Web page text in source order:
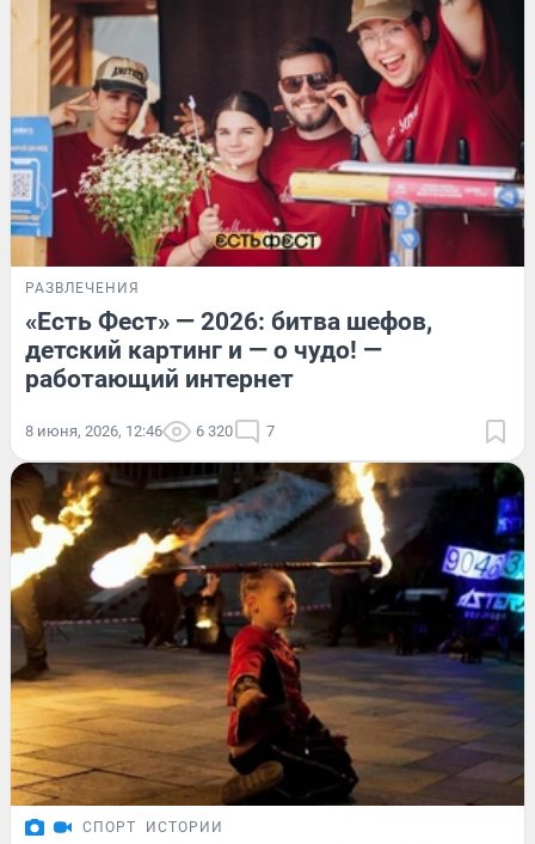
РАЗВЛЕЧЕНИЯ
«Есть Фест» — 2026: битва шефов,
детский картинг и — о чудо! —
работающий интернет
8 июня, 2026, 12:46 6 320 7
СПОРТ ИСТОРИИ